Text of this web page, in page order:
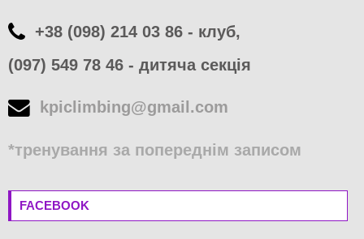
+38 (098) 214 03 86 - клуб,
(097) 549 78 46 - дитяча секція
kpiclimbing@gmail.com
*тренування за попереднім записом
FACEBOOK